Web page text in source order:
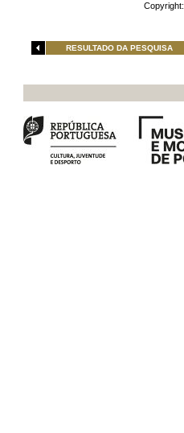
Copyright:
RESULTADO DA PESQUISA